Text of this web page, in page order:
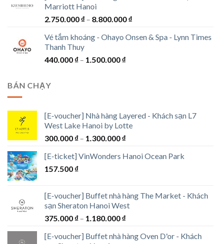
đến
Marriott Hanoi
2.750.000 ₫ – 8.800.000 ₫Khoảng
từ
Vé tắm khoáng - Ohayo Onsen & Spa - Lynn Times
Thanh Thuy
440.000 ₫ – 1.500.000 ₫Khoảng
BÁN CHẠY
[E-voucher] Nhà hàng Layered - Khách sạn L7
West Lake Hanoi by Lotte
300.000 ₫ – 1.300.000 ₫Khoảng
từ
[E-ticket] VinWonders Hanoi Ocean Park
157.500 ₫
[E-voucher] Buffet nhà hàng The Market - Khách
sạn Sheraton Hanoi West
375.000 ₫ – 1.180.000 ₫Khoảng
từ
[E-voucher] Buffet nhà hàng Oven D'or - Khách